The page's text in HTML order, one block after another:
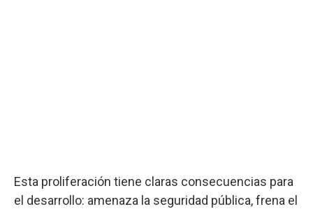
Esta proliferación tiene claras consecuencias para
el desarrollo: amenaza la seguridad pública, frena el